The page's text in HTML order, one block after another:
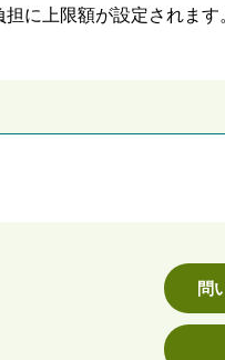
に上限額が設定されま
問